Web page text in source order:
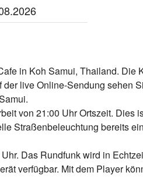
in Koh Samui, Thailand. Die
live Online-Sendung sehen
von 21:00 Uhr Ortszeit. Dies
Straßenbeleuchtung bereits
Das Rundfunk wird in
verfügbar. Mit dem Player